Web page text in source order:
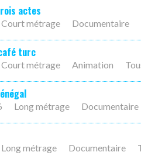
actes
Court métrage Documentaire
turc
Court métrage Animation
Long métrage Documentaire
Long métrage Documentaire